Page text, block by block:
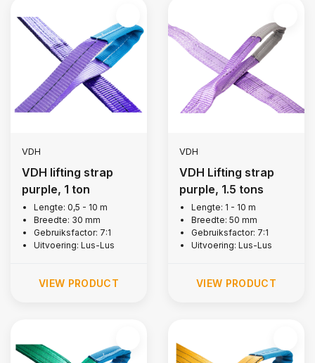
VDH
VDH lifting strap
purple, 1 ton
Lengte: 0,5 - 10 m
Breedte: 30 mm
Gebruiksfactor: 7:1
Uitvoering: Lus-Lus
VIEW PRODUCT
VDH
VDH Lifting strap
purple, 1.5 tons
Lengte: 1 - 10 m
Breedte: 50 mm
Gebruiksfactor: 7:1
Uitvoering: Lus-Lus
VIEW PRODUCT